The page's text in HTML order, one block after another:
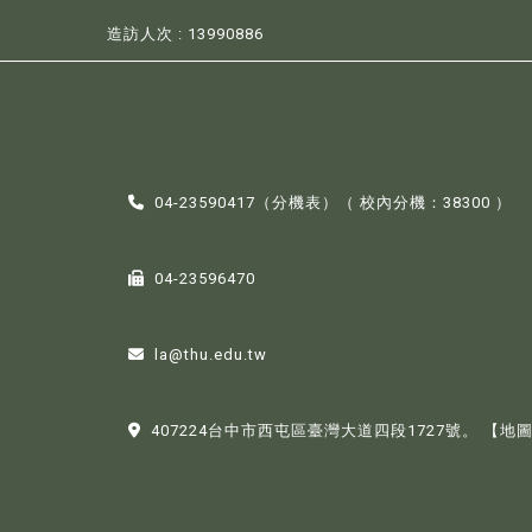
造訪人次 : 13990886
04-23590417（分機表 ）（ 校內分機：38300 ）
04-23596470
la@thu.edu.tw
407224台中市西屯區臺灣大道四段1727號。 【地